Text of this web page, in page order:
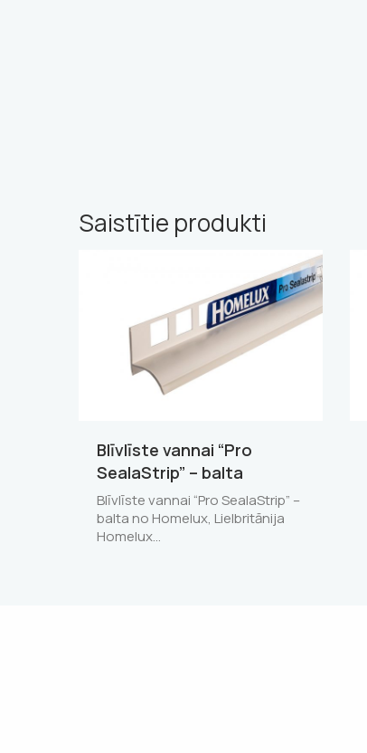
Saistītie produkti
Blīvlīste vannai “Pro
SealaStrip” – balta
Blīvlīste vannai “Pro SealaStrip” –
balta no Homelux, Lielbritānija
Homelux…